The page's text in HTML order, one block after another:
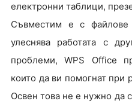
електронни таблици,
Съвместим е с
улеснява работата с
проблеми, WPS Office
които да ви помогнат при
Освен това не е нужно да